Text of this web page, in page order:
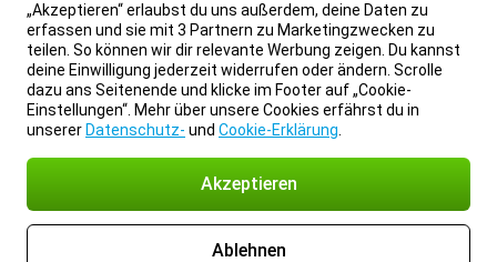
„Akzeptieren“ erlaubst du uns außerdem, deine Daten zu
erfassen und sie mit 3 Partnern zu Marketingzwecken zu
teilen. So können wir dir relevante Werbung zeigen. Du kannst
deine Einwilligung jederzeit widerrufen oder ändern. Scrolle
dazu ans Seitenende und klicke im Footer auf „Cookie-
Einstellungen“. Mehr über unsere Cookies erfährst du in
unserer Datenschutz- und Cookie-Erklärung
Akzeptieren
Ablehnen